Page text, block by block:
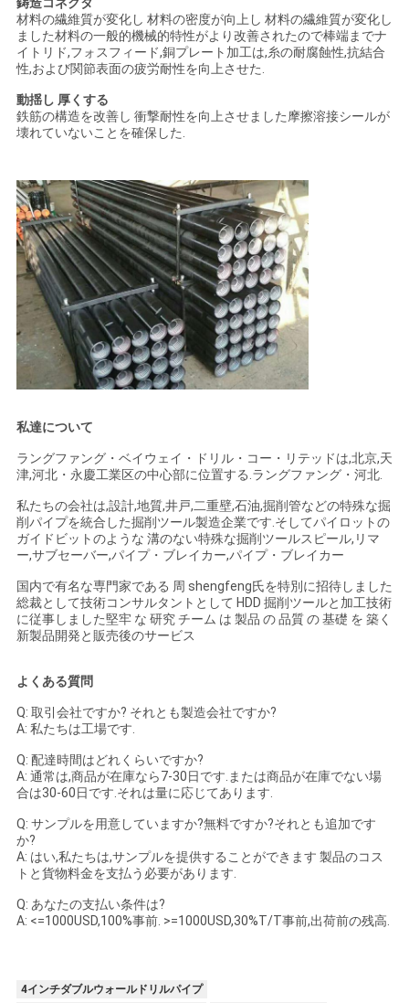
鋳造コネクタ
材料の繊維質が変化し 材料の密度が向上し 材料の繊維質が変化し
ました材料の一般的機械的特性がより改善されたので棒端までナ
イトリド,フォスフィード,銅プレート加工は,糸の耐腐蝕性,抗結合
性,および関節表面の疲労耐性を向上させた.
動揺し 厚くする
鉄筋の構造を改善し 衝撃耐性を向上させました摩擦溶接シールが
壊れていないことを確保した.
私達について
ラングファング・ベイウェイ・ドリル・コー・リテッドは,北京,天
津,河北・永慶工業区の中心部に位置する.ラングファング・河北.
私たちの会社は,設計,地質,井戸,二重壁,石油,掘削管などの特殊な掘
削パイプを統合した掘削ツール製造企業です.そしてパイロットの
ガイドビットのような 溝のない特殊な掘削ツールスピール,リマ
ー,サブセーバー,パイプ・ブレイカー,パイプ・ブレイカー
国内で有名な専門家である 周 shengfeng氏を特別に招待しました
総裁として技術コンサルタントとして HDD 掘削ツールと加工技術
に従事しました堅牢 な 研究 チーム は 製品 の 品質 の 基礎 を 築く
新製品開発と販売後のサービス
よくある質問
Q: 取引会社ですか? それとも製造会社ですか?
A: 私たちは工場です.
Q: 配達時間はどれくらいですか?
A: 通常は,商品が在庫なら7-30日です.または商品が在庫でない場
合は30-60日です.それは量に応じてあります.
Q: サンプルを用意していますか?無料ですか?それとも追加です
か?
A: はい,私たちは,サンプルを提供することができます 製品のコス
トと貨物料金を支払う必要があります.
Q: あなたの支払い条件は?
A: <=1000USD,100%事前. >=1000USD,30%T/T事前,出荷前の残高.
4インチダブルウォールドリルパイプ